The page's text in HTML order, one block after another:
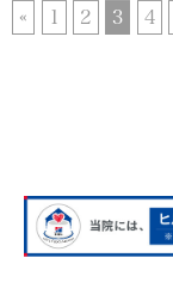
« 1 2 3 4